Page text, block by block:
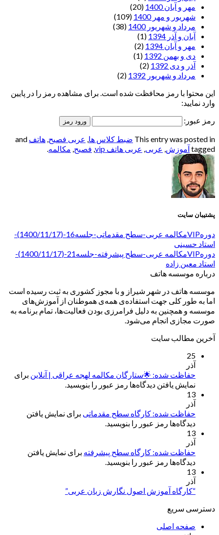
مهر و آبان 1400
(20)
شهریور و مهر 1400
(109)
مرداد و شهریور 1400
(38)
آبان و آذر 1394
(1)
مهر و آبان 1394
(2)
دی و بهمن 1392
(1)
آذر و دی 1392
(2)
مرداد و شهریور 1392
(2)
این محتوا با رمز محافظت شده است. برای مشاهده رمز را در پایین
وارد نمایید:
رمز عبور:
This entry was posted in ضبط کلاس ها, عربی فصیح, هاتف and
tagged آموزش, عربی, عربی هاتف vip , فصیح, مکالمه.
پشتیبان سایت
دورهVIPمکالمه عربی-سطح مقدماتی-جلسه16-(1400/11/17)-
استاد حسینی
دورهVIPمکالمه عربی-سطح پیشرفته-جلسه21-(1400/11/17)-
استاد معین زاده
درباره موسسه هاتف
موسسه هاتف در شهر شیراز و با مجوز کشوری به ثبت رسیده است
اما به طور کلی جهت استفاده‌ی همه‌ی هموطنان از آموزش‌های
موسسه و همچنین به دلیل فرامرزی بودن فعالیت‌ها، تمام برنامه به
صورت مجازی انجام می‌شود.
آخرین مطالب سایت
25
آذر
حفاظت شده: 🌟ستارگان مکالمه لهجه عراقی | آنلاین برای
نمایش یافتن دیدگاه‌ها رمز عبور را بنویسید.
13
آذر
حفاظت شده: کارگاه سطح مقدماتی برای نمایش یافتن
دیدگاه‌ها رمز عبور را بنویسید.
13
آذر
حفاظت شده: کارگاه سطح پیشرفته برای نمایش یافتن
دیدگاه‌ها رمز عبور را بنویسید.
13
آذر
“کارگاه آموزش اصول نگارش زبان عربی”
دسترسی سریع
صفحه اصلی